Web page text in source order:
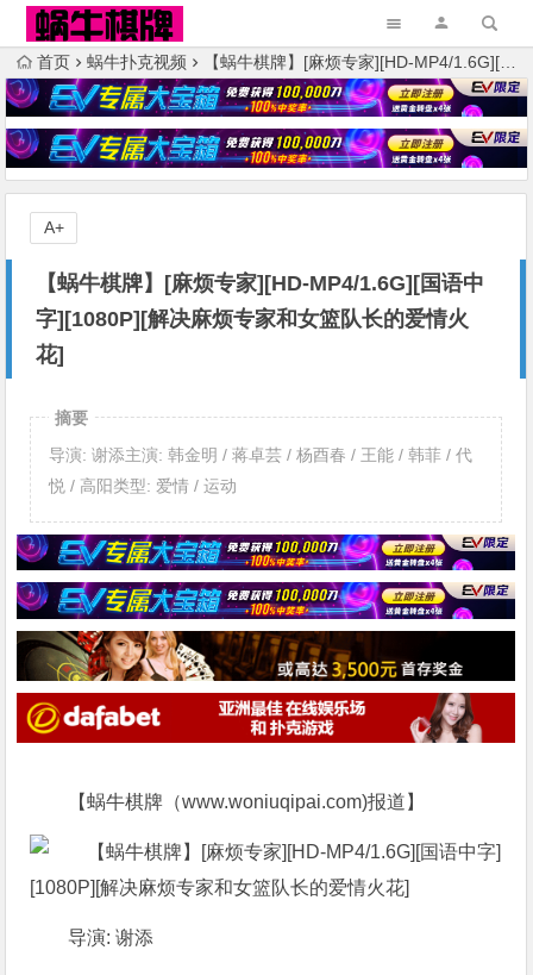
首页 蜗牛扑克视频 【蜗牛棋牌】[麻烦专家][HD-MP4/1.6G][国语中字][1080P][解决麻烦专家和女篮队长的爱情火花]
【蜗牛棋牌】[麻烦专家][HD-MP4/1.6G][国语中
字][1080P][解决麻烦专家和女篮队长的爱情火
花]
A+
摘要
导演: 谢添主演: 韩金明 / 蒋卓芸 / 杨酉春 / 王能 / 韩菲 / 代
悦 / 高阳类型: 爱情 / 运动
【蜗牛棋牌（www.woniuqipai.com)报道】
导演: 谢添